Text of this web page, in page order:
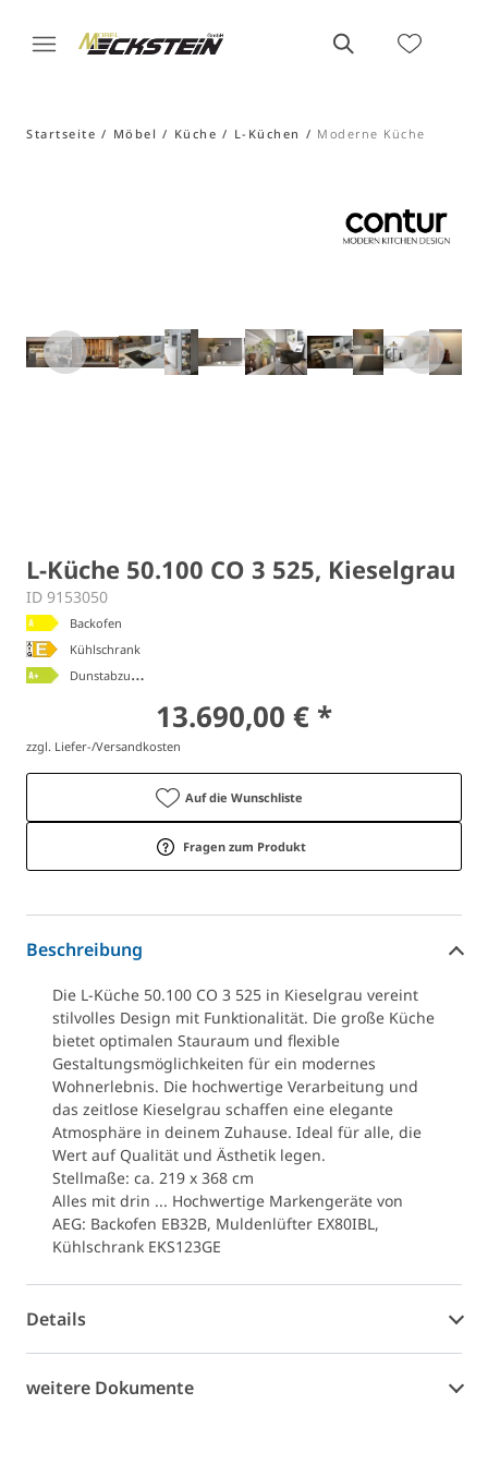
Startseite Möbel Küche L-Küchen Moderne Küche
L-Küche 50.100 CO 3 525, Kieselgrau
ID 9153050
Backofen
Kühlschrank
D
unstabzugshaube
13.690,00 € *
zzgl. Liefer-/Versandkosten
Auf die Wunschliste
Fragen zum Produkt
Beschreibung
Die L-Küche 50.100 CO 3 525 in Kieselgrau vereint
stilvolles Design mit Funktionalität. Die große Küche
bietet optimalen Stauraum und flexible
Gestaltungsmöglichkeiten für ein modernes
Wohnerlebnis. Die hochwertige Verarbeitung und
das zeitlose Kieselgrau schaffen eine elegante
Atmosphäre in deinem Zuhause. Ideal für alle, die
Wert auf Qualität und Ästhetik legen.
Stellmaße: ca. 219 x 368 cm
Alles mit drin ... Hochwertige Markengeräte von
AEG: Backofen EB32B, Muldenlüfter EX80IBL,
Kühlschrank EKS123GE
Details
weitere Dokumente